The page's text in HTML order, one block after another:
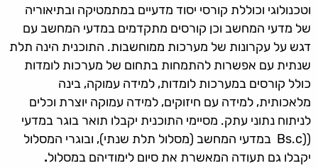
וטכנולוגי וכוללת קורסי יסוד מדעיים במתמטיקה ובתיאוריה
של מדעי המחשב וכן קורסים מתקדמים במדעי המחשב עם
דגש על עקרונות של מערכות ממוחשבות. התוכנית הינה תלת
שנתית עם אפשרות להתמחות בתחום של מערכות לומדות
כולל קורסים במערכות לומדות, למידה עמוקה, בינה
מלאכותית, למידה עם חיזוקים, למידה עמוקה יוצרת וכלים
לניתוח נתוני עתק. מסיימי התוכנית יקבלו תואר בוגר במדעי
((Bs.c במדעי המחשב (מסלול תלת שנתי), ובוגרי המסלול
יקבלו גם תעודה המאשרת את סיום לימודיהם במסלול.